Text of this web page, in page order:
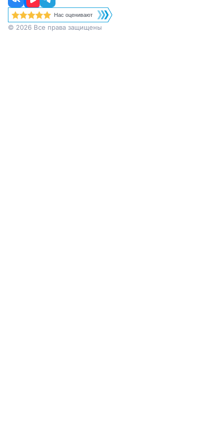
Нас оценивают
© 2026 Все права защищены